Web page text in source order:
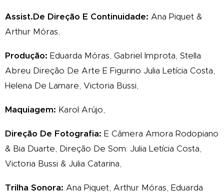
Assist.De Direção E Continuidade: Ana Piquet &
Arthur Móras,
Produção: Eduarda Móras, Gabriel Improta, Stella
Abreu Direção De Arte E Figurino Julia Letícia Costa,
Helena De Lamare, Victoria Bussi,
Maquiagem: Karol Arújo,
Direção De Fotografia: E Câmera Amora Rodopiano
& Bia Duarte, Direção De Som: Julia Letícia Costa,
Victoria Bussi & Julia Catarina,
Trilha Sonora: Ana Piquet, Arthur Móras, Eduarda